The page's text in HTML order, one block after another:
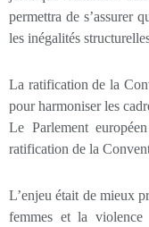
permettra de s’assurer
les inégalités
La ratification de la
pour harmoniser les
Le Parlement
ratification de la
L’enjeu était de mieux
femmes et la